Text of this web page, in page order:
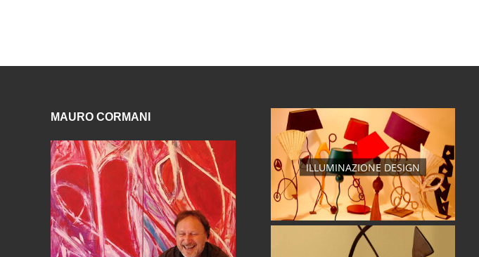
MAURO CORMANI
ILLUMINAZIONE DESIGN